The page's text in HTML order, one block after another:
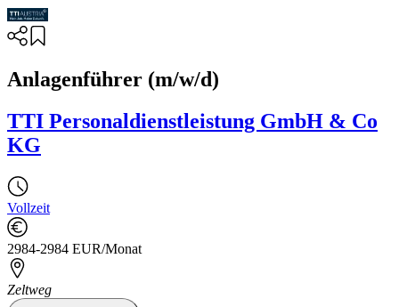
Anlagenführer (m/w/d)
TTI Personaldienstleistung GmbH & Co
KG
Vollzeit
2984-2984 EUR/Monat
Zeltweg